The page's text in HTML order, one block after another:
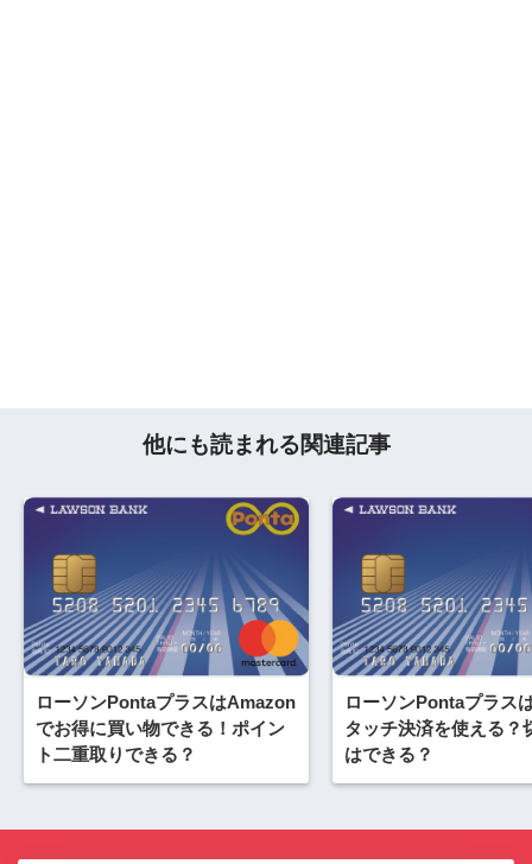
他にも読まれる関連記事
ローソンPontaプラスはAmazon
でお得に買い物できる！ポイン
ト二重取りできる？
ローソンPontaプラス
タッチ決済を使える？
はできる？